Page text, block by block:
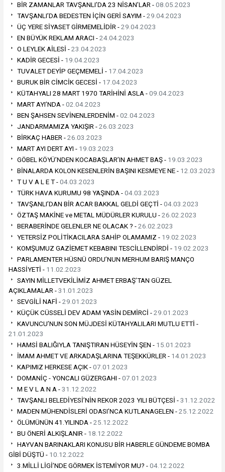
BİR ZAMANLAR TAVŞANLI’DA 23 NİSAN’LAR -08.05.2023
TAVŞANLI’DA BEDESTEN İÇİN GERİ SAYIM -29.04.2023
ÜÇ YERE SİYASET GİRMEMELİDİR -29.04.2023
EN BÜYÜK REKLAM ARACI -24.04.2023
O LEYLEK AİLESİ -23.04.2023
KADİR GECESİ - 19.04.2023
TUVALET DEYİP GEÇMEMELİ - 17.04.2023
BURUK BİR CİMCİK GECESİ - 17.04.2023
KÜTAHYALI 28 MART 1970 TARİHİNİ ASLA -09.04.2023
MART AYI’NDA -02.04.2023
BEN ŞAHSEN SEVİNENLERDENİM -02.04.2023
JANDARMAMIZA YAKIŞIR -26.03.2023
BİRKAÇ HABER -26.03.2023
MART AYI DERT AYI - 19.03.2023
GÖBEL KÖYÜ’NDEN KOCABAŞLAR’IN AHMET BAŞ - 19.03.2023
BİNALARDA KOLON KESENLERİN BAŞINI KESMEYE NE - 12.03.2023
T U V A L E T -04.03.2023
TÜRK HAVA KURUMU 98 YAŞINDA -04.03.2023
TAVŞANLI’DAN BİR ACAR BAKKAL GELDİ GEÇTİ -04.03.2023
ÖZTAŞ MAKİNE ve METAL MÜDÜRLER KURULU -26.02.2023
BERABERİNDE GELENLER NE OLACAK ? -26.02.2023
YETERSİZ POLİTİKACILARA SAHİP OLAMAMIZ - 19.02.2023
KOMŞUMUZ GAZİEMET KEBABINI TESCİLLENDİRDİ - 19.02.2023
PARLAMENTER HÜSNÜ ORDU’NUN MERHUM BARIŞ MANÇO
HASSİYETİ - 11.02.2023
SAYIN MİLLETVEKİLİMİZ AHMET ERBAŞ’TAN GÜZEL
AÇIKLAMALAR -31.01.2023
SEVGİLİ NAFİ -29.01.2023
KÜÇÜK CÜSSELİ DEV ADAM YASİN DEMİRCİ -29.01.2023
KAVUNCU’NUN SON MÜJDESİ KÜTAHYALILARI MUTLU ETTİ -
21.01.2023
HAMSİ BALIĞIYLA TANIŞTIRAN HÜSEYİN ŞEN - 15.01.2023
İMAM AHMET VE ARKADAŞLARINA TEŞEKKÜRLER - 14.01.2023
KAPIMIZ HERKESE AÇIK -07.01.2023
DOMANİÇ - YONCALI GÜZERGAHI -07.01.2023
M E V L A N A -31.12.2022
TAVŞANLI BELEDİYESİ’NİN REKOR 2023 YILI BÜTÇESİ -31.12.2022
MADEN MÜHENDİSLERİ ODASI’NCA KUTLANAGELEN -25.12.2022
ÖLÜMÜNÜN 41.YILINDA -25.12.2022
BU ÖNERİ ALKIŞLANIR - 18.12.2022
HAYVAN BARINAKLARI KONUSU BİR HABERLE GÜNDEME BOMBA
GİBİ DÜŞTÜ - 10.12.2022
3.MİLLİ LİGİ’NDE GÖRMEK İSTEMİYOR MU? -04.12.2022